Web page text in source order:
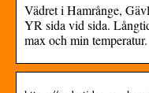
Vädret i Hamrånge,
YR sida vid sida.
max och min temperatur.